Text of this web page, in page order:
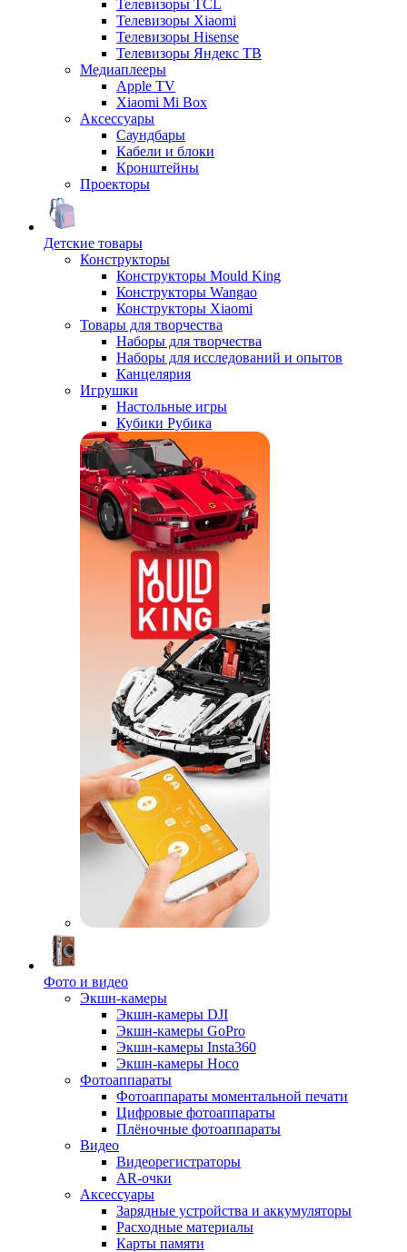
Телевизоры TCL
Телевизоры Xiaomi
Телевизоры Hisense
Телевизоры Яндекс ТВ
Медиаплееры
Apple TV
Xiaomi Mi Box
Аксессуары
Саундбары
Кабели и блоки
Кронштейны
Проекторы
Детские товары
Конструкторы
Конструкторы Mould King
Конструкторы Wangao
Конструкторы Xiaomi
Товары для творчества
Наборы для творчества
Наборы для исследований и опытов
Канцелярия
Игрушки
Настольные игры
Кубики Рубика
Фото и видео
Экшн-камеры
Экшн-камеры DJI
Экшн-камеры GoPro
Экшн-камеры Insta360
Экшн-камеры Hoco
Фотоаппараты
Фотоаппараты моментальной печати
Цифровые фотоаппараты
Плёночные фотоаппараты
Видео
Видеорегистраторы
AR-очки
Аксессуары
Зарядные устройства и аккумуляторы
Расходные материалы
Карты памяти